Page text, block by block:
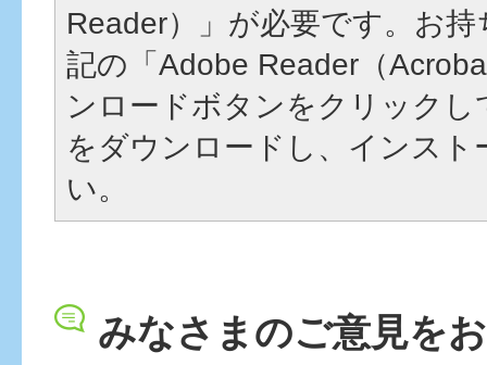
Reader）」が必要です。お
記の「Adobe Reader（
ンロードボタンをクリック
をダウンロードし、インスト
い。
みなさまのご意見を